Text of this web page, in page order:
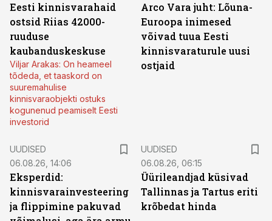
Eesti kinnisvarahaid
ostsid Riias 42000-
ruuduse
kaubanduskeskuse
Viljar Arakas: On heameel
tõdeda, et taaskord on
suuremahulise
kinnisvaraobjekti ostuks
kogunenud peamiselt Eesti
investorid
Arco Vara juht: Lõuna-
Euroopa inimesed
võivad tuua Eesti
kinnisvaraturule uusi
ostjaid
UUDISED
06.08.26, 14:06
Eksperdid:
kinnisvarainvesteering
ja flippimine pakuvad
UUDISED
06.08.26, 06:15
Üürileandjad küsivad
Tallinnas ja Tartus eriti
krõbedat hinda